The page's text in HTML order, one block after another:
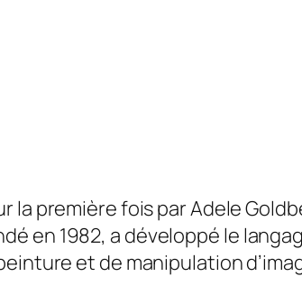
la première fois par Adele
en 1982, a développé le
et de manipulation